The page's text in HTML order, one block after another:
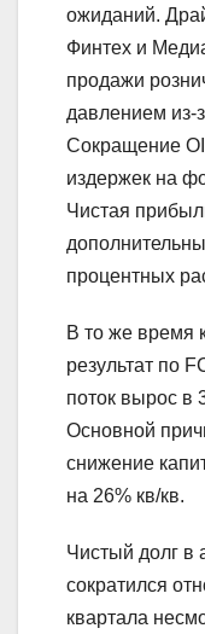
ожиданий.
Финтех и
продажи
давлением из-
Сокращение
издержек на
Чистая
процентных
В то же время
результат по
поток вырос в
Основной
снижение
на 26% кв/кв.
Чистый долг в
сократился
квартала